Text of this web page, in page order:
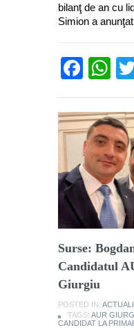
bilanţ de an cu
Simion a
Surse:
Candidatul
Giurgiu
POSTED IN:
TAGS: AUR
CANDIDAT LA